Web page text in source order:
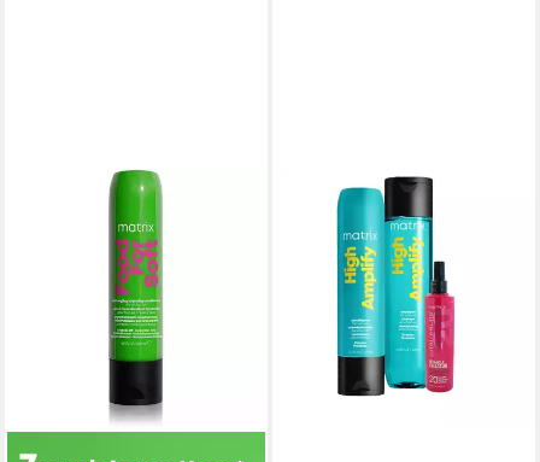
MATRIX
Haarpflege-Set High Amplify
Spezial 3er SET Shampoo,
Conditoner - Miracle Creator
(52,67 €/ 1 l)
lieferbar - in 3-4 Werktagen bei dir